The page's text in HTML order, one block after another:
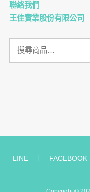
聯絡我們
王佳實業股份有限公司
LINE FACEBOOK